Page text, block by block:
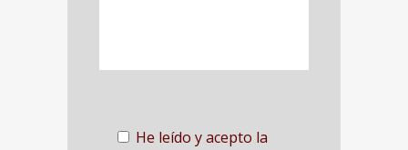
He leído y acepto la